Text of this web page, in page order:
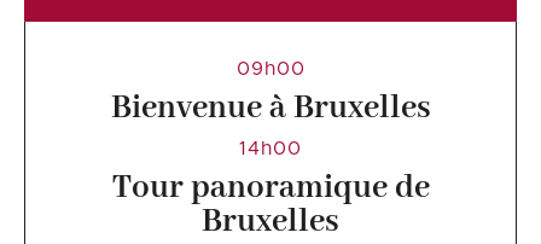
09h00
Bienvenue à Bruxelles
14h00
Tour panoramique de
Bruxelles